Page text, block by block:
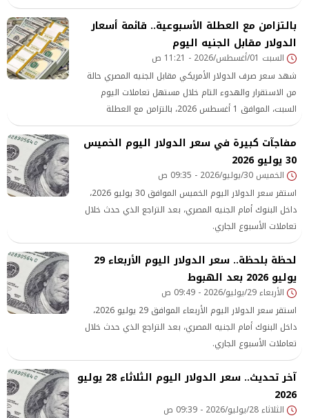
بالتزامن مع العطلة الأسبوعية.. قائمة أسعار
الدولار مقابل الجنيه اليوم
السبت 01/أغسطس/2026 - 11:21 ص
شهد سعر صرف الدولار الأمريكي مقابل الجنيه المصري حالة
من الاستقرار والهدوء التام خلال مستهل تعاملات اليوم
السبت، الموافق 1 أغسطس 2026، بالتزامن مع العطلة
الأسبوعية للبنوك والقطاع المصرفي المصري.
مفاجآت كبيرة في سعر الدولار اليوم الخميس
30 يوليو 2026
الخميس 30/يوليو/2026 - 09:35 ص
استقر سعر الدولار اليوم الخميس الموافق 30 يوليو 2026،
داخل البنوك أمام الجنيه المصري، بعد التراجع الذي حدث خلال
تعاملات الأسبوع الجاري.
لحظة بلحظة.. سعر الدولار اليوم الأربعاء 29
يوليو 2026 بعد الهبوط
الأربعاء 29/يوليو/2026 - 09:49 ص
استقر سعر الدولار اليوم الأربعاء الموافق 29 يوليو 2026،
داخل البنوك أمام الجنيه المصري، بعد التراجع الذي حدث خلال
تعاملات الأسبوع الجاري.
آخر تحديث.. سعر الدولار اليوم الثلاثاء 28 يوليو
2026
الثلاثاء 28/يوليو/2026 - 09:39 ص